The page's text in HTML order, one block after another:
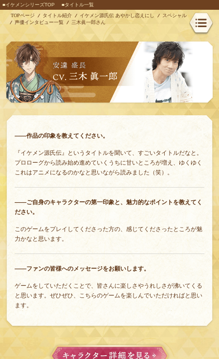
■イケメンシリーズTOP
■タイトル一覧
TOPページ
タイトル紹介 イケメン源氏伝 あやかし恋えにし
スペシャル
声優インタビュー一覧
三木眞一郎さん
――作品の印象を教えてください。
『イケメン源氏伝』というタイトルを聞いて、すごいタイトルだなと。
プロローグから読み始め進めていくうちに甘いところが増え、ゆくゆく
これはアニメになるのかなと思いながら読みました（笑）。
――ご自身のキャラクターの第一印象と、魅力的なポイントを教えてく
ださい。
このゲームをプレイしてくださった方の、感じてくださったところが魅
力かなと思います。
――ファンの皆様へのメッセージをお願いします。
ゲームをしていただくことで、皆さんに楽しさやうれしさが沸いてくる
と思います。ぜひぜひ、こちらのゲームを楽しんでいただければと思い
ます。